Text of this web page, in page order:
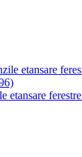
etansare